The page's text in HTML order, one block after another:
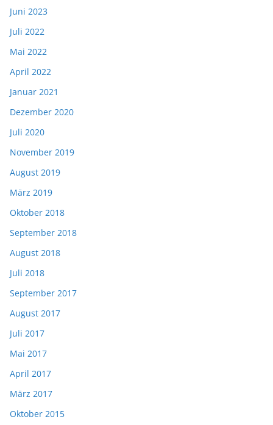
Juni 2023
Juli 2022
Mai 2022
April 2022
Januar 2021
Dezember 2020
Juli 2020
November 2019
August 2019
März 2019
Oktober 2018
September 2018
August 2018
Juli 2018
September 2017
August 2017
Juli 2017
Mai 2017
April 2017
März 2017
Oktober 2015